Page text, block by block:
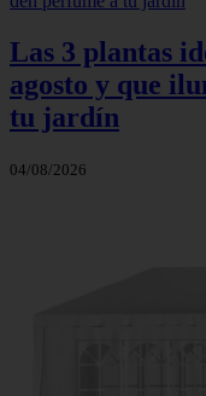
Las 3 plantas
agosto y que
tu jardín
04/08/2026